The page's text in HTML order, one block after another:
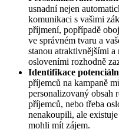
usnadní nejen
komunikaci s vašimi
příjmení, popřípadě
ve správném tvaru a
stanou atraktivnějšími
osloveními rozhodně
Identifikace
příjemců na kampaně
personalizovaný obsah
příjemců, nebo třeba
nenakoupili, ale
mohli mít zájem.